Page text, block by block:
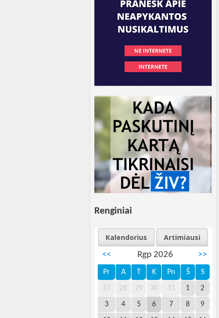
Renginiai
Kalendorius
Artimiausi
<<
Rgp 2026 >>
Pr A T K Pn Š S
27 28 29 30 31 1 2
3 4 5 6 7 8 9